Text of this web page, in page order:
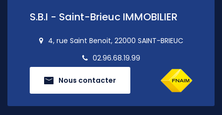
S.B.I - Saint-Brieuc IMMOBILIER
4, rue Saint Benoit, 22000 SAINT-BRIEUC
02.96.68.19.99
Nous contacter